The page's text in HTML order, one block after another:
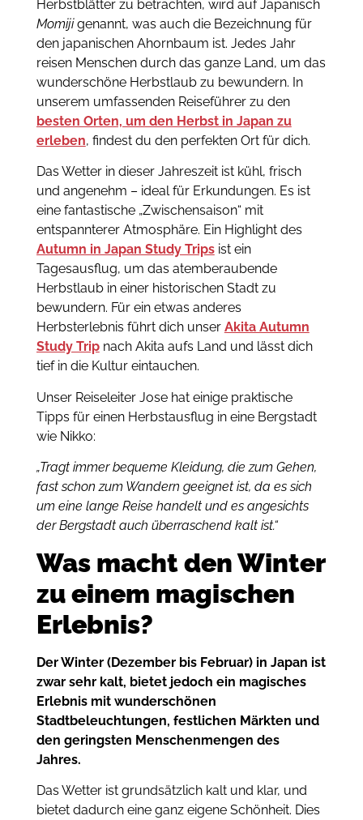
Herbstblätter zu betrachten, wird auf Japanisch
Momijigenannt, was auch die Bezeichnung für
den japanischen Ahornbaum ist. Jedes Jahr
reisen Menschen durch das ganze Land, um das
wunderschöne Herbstlaub zu bewundern. In
unserem umfassenden Reiseführer zu den
besten Orten, um den Herbst in Japan zu
erleben, findest du den perfekten Ort für dich.
Das Wetter in dieser Jahreszeit ist kühl, frisch
und angenehm – ideal für Erkundungen. Es ist
eine fantastische „Zwischensaison“ mit
entspannterer Atmosphäre. Ein Highlight des
Autumn in Japan Study Tripsist ein
Tagesausflug, um das atemberaubende
Herbstlaub in einer historischen Stadt zu
bewundern. Für ein etwas anderes
Herbsterlebnis führt dich unser Akita Autumn
Study Tripnach Akita aufs Land und lässt dich
tief in die Kultur eintauchen.
Unser Reiseleiter Jose hat einige praktische
Tipps für einen Herbstausflug in eine Bergstadt
wie Nikko:
„Tragt immer bequeme Kleidung, die zum Gehen,
fast schon zum Wandern geeignet ist, da es sich
um eine lange Reise handelt und es angesichts
der Bergstadt auch überraschend kalt ist.“
Was macht den Winter
zu einem magischen
Erlebnis?
Der Winter (Dezember bis Februar) in Japan ist
zwar sehr kalt, bietet jedoch ein magisches
Erlebnis mit wunderschönen
Stadtbeleuchtungen, festlichen Märkten und
den geringsten Menschenmengen des
Jahres.
Das Wetter ist grundsätzlich kalt und klar, und
bietet dadurch eine ganz eigene Schönheit. Dies